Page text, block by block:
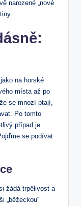
narozené „nové
na horské
místa až po
se mnozí ptají,
Po tomto
případ je
se podívat
žádá trpělivost a
„běžeckou“